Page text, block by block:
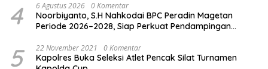
4 6 Agustus 2026 0 Komentar
Noorbiyanto, S.H Nahkodai BPC Peradin Magetan
Periode 2026–2028, Siap Perkuat Pendampingan
5 22 November 2021 0 Komentar
Kapolres Buka Seleksi Atlet Pencak Silat Turnamen